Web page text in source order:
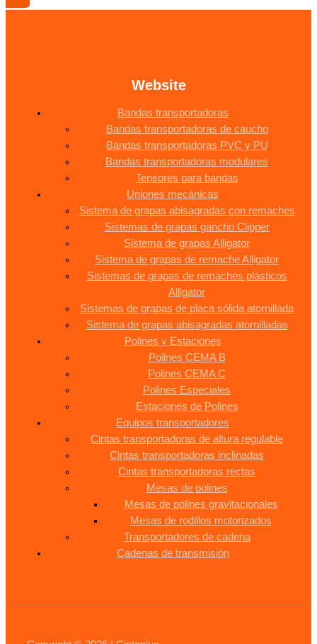
Website
Bandas transportadoras
Bandas transportadoras de caucho
Bandas transportadoras PVC y PU
Bandas transportadoras modulares
Tensores para bandas
Uniones mecánicas
Sistema de grapas abisagradas con remaches
Sistemas de grapas gancho Clipper
Sistema de grapas Alligator
Sistema de grapas de remache Alligator
Sistemas de grapas de remaches plásticos
Alligator
Sistemas de grapas de placa sólida atornillada
Sistema de grapas abisagradas atornilladas
Polines y Estaciones
Polines CEMA B
Polines CEMA C
Polines Especiales
Estaciones de Polines
Equipos transportadores
Cintas transportadoras de altura regulable
Cintas transportadoras inclinadas
Cintas transportadoras rectas
Mesas de polines
Mesas de polines gravitacionales
Mesas de rodillos motorizados
Transportadores de cadena
Cadenas de transmisión